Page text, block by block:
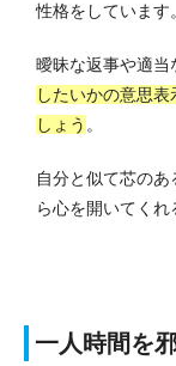
性格をしています。
曖昧な返事や適当
したいかの意思
しょう 。
自分と似て芯の
ら心を開いてくれ
一人時間を